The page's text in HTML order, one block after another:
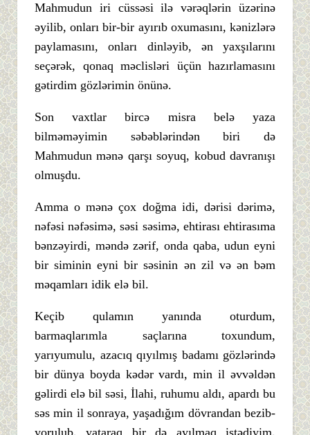
Mahmudun iri cüssəsi ilə vərəqlərin üzərinə
əyilib, onları bir-bir ayırıb oxumasını, kənizlərə
paylamasını, onları dinləyib, ən yaxşılarını
seçərək, qonaq məclisləri üçün hazırlamasını
gətirdim gözlərimin önünə.
Son vaxtlar bircə misra belə yaza
bilməməyimin səbəblərindən biri də
Mahmudun mənə qarşı soyuq, kobud davranışı
olmuşdu.
Amma o mənə çox doğma idi, dərisi dərimə,
nəfəsi nəfəsimə, səsi səsimə, ehtirası ehtirasıma
bənzəyirdi, məndə zərif, onda qaba, udun eyni
bir siminin eyni bir səsinin ən zil və ən bəm
məqamları idik elə bil.
Keçib qulamın yanında oturdum,
barmaqlarımla saçlarına toxundum,
yarıyumulu, azacıq qıyılmış badamı gözlərində
bir dünya boyda kədər vardı, min il əvvəldən
gəlirdi elə bil səsi, İlahi, ruhumu aldı, apardı bu
səs min il sonraya, yaşadığım dövrandan bezib-